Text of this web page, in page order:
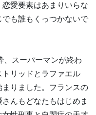
愛要素はあまりいらな
も誰もくっつかないで
、スーパーマンが終わ
トリッドとラファエル
りました。フランスの
んもどなたもはじめま